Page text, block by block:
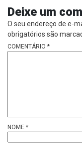
Deixe um
O seu endereço de e-
obrigatórios são
COMENTÁRIO *
NOME *